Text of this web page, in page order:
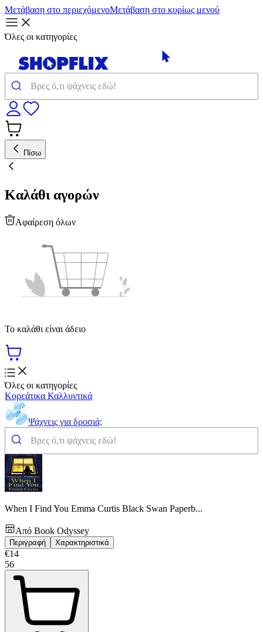
Μετάβαση στο περιεχόμενοΜετάβαση στο κυρίως μενού
Όλες οι κατηγορίες
Πίσω
Καλάθι αγορών
Αφαίρεση όλων
Το καλάθι είναι άδειο
Όλες οι κατηγορίες
Κορεάτικα Καλλυντικά
Ψάχνεις για δροσιά;
When I Find You Emma Curtis Black Swan Paperb...
Από Book Odyssey
Περιγραφή Χαρακτηριστικά
€14
56